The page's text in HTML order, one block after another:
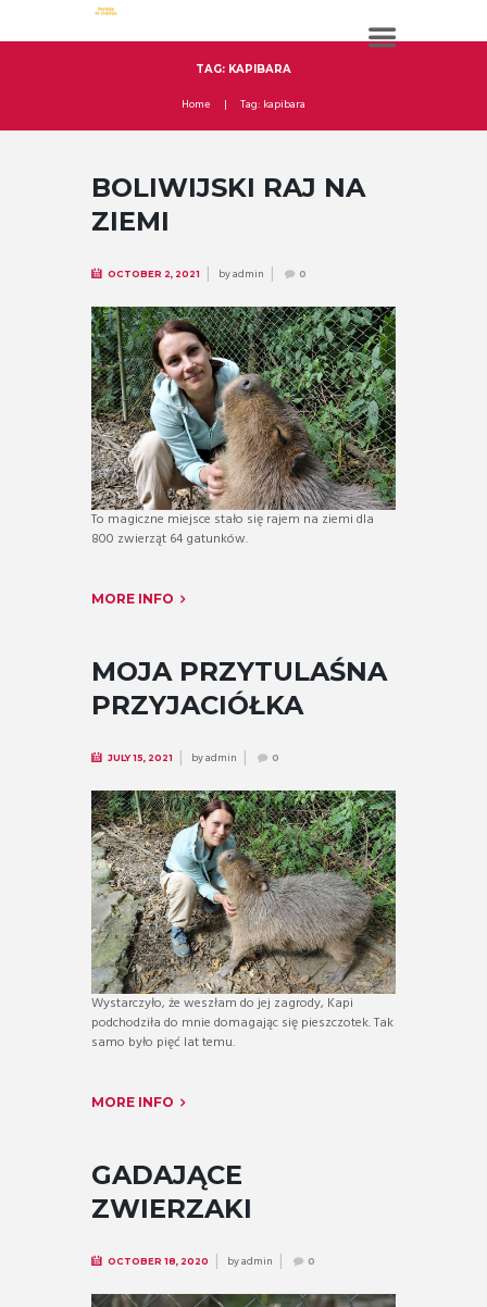
TAG: KAPIBARA
Home Tag: kapibara
BOLIWIJSKI RAJ NA
ZIEMI
OCTOBER 2, 2021 byadmin 0
To magiczne miejsce stało się rajem na ziemi dla
800 zwierząt 64 gatunków.
MORE INFO
MOJA PRZYTULAŚNA
PRZYJACIÓŁKA
JULY 15, 2021 byadmin 0
Wystarczyło, że weszłam do jej zagrody, Kapi
podchodziła do mnie domagając się pieszczotek. Tak
samo było pięć lat temu.
MORE INFO
GADAJĄCE
ZWIERZAKI
OCTOBER 18, 2020 byadmin 0